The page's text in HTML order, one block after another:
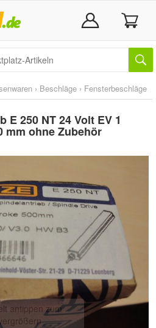
› Beschläge › Fensterbeschläge
E 250 NT 24 Volt EV 1
mm ohne Zubehör
antippen zum